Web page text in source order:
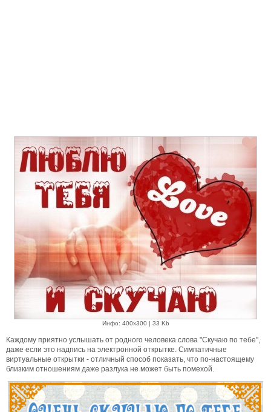
Инфо: 400х300 | 33 Kb
Каждому приятно услышать от родного человека слова "Скучаю по тебе",
даже если это надпись на электронной открытке. Симпатичные
виртуальные открытки - отличный способ показать, что по-настоящему
близким отношениям даже разлука не может быть помехой.